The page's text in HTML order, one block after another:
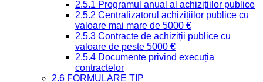
2.5.1 Programul anual al achizițiilor publice
2.5.2 Centralizatorul achizițiilor publice cu
valoare mai mare de 5000 €
2.5.3 Contracte de achiziții publice cu
valoare de peste 5000 €
2.5.4 Documente privind execuția
contractelor
2.6 FORMULARE TIP